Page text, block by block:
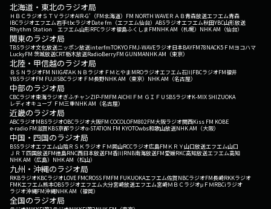
北海道・東北のラジオ局
ＨＢＣラジオＳＴＶラジオAIR-G'（FM北海道） FM NORTH WAVEＲＡＢ青森放送エフエム青森
IBCラジオエフエム岩手tbcラジオDate fm（エフエム仙台） ABSラジオエフエム秋田YBC山形放送
Rhythm Station エフエム山形RFCラジオ福島ふくしまFMNHK AM（札幌） NHK AM（仙台）
関東のラジオ局
TBSラジオ文化放送ニッポン放送interfmTOKYO FMJ-WAVEラジオ日本BAYFM78NACK5 ＦＭヨコハマ
LuckyFM 茨城放送CRT栃木放送RadioBerryFM GUNMANHK AM（東京）
北陸・甲信越のラジオ局
ＢＳＮラジオFM NIIGATAＫＮＢラジオ ＦＭとやまMROラジオエフエム石川FBCラジオFM福井
YBSラジオFM FUJISBCラジオ ＦＭ長野NHK AM（東京） NHK AM（名古屋）
中部のラジオ局
CBCラジオ東海ラジオぎふチャンZIP-FMFM AICHI ＦＭ ＧＩＦＵ SBSラジオK-MIX SHIZUOKA
レディオキューブ ＦＭ三重NHK AM（名古屋）
近畿のラジオ局
ABCラジオMBSラジオOBCラジオ大阪FM COCOLOFM802FM大阪ラジオ関西Kiss FM KOBE
e-radio FM滋賀KBS京都ラジオα-STATION FM KYOTOwbs和歌山放送NHK AM（大阪）
中国・四国のラジオ局
BSSラジオエフエム山陰ＲＳＫラジオ ＦＭ岡山RCCラジオ広島FM ＫＲＹ山口放送エフエム山口
ＪＲＴ四国放送FM徳島RNC西日本放送FM香川RNB南海放送FM愛媛RKC高知放送エフエム高知
NHK AM（広島） NHK AM（松山）
九州・沖縄のラジオ局
RKBラジオKBCラジオLOVE FMCROSS FMFM FUKUOKAエフエム佐賀NBCラジオFM長崎RKKラジオ
FMKエフエム熊本OBSラジオエフエム大分宮崎放送エフエム宮崎ＭＢＣラジオμＦＭRBCiラジオ
ラジオ沖縄FM沖縄NHK AM（福岡）
全国のラジオ局